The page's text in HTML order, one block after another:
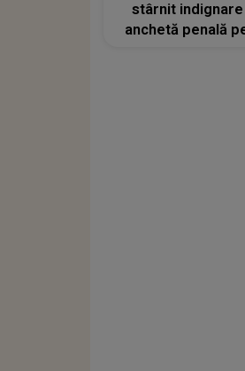
stârnit
anchetă penală